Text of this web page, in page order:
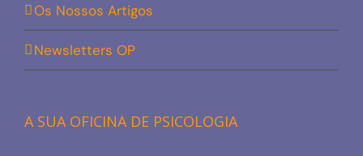
Os Nossos Artigos
Newsletters OP
A SUA OFICINA DE PSICOLOGIA